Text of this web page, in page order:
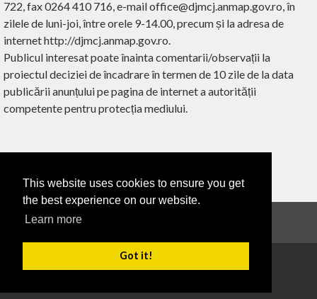
This website uses cookies to ensure you get
the best experience on our website.
Learn more
Got it!
722, fax 0264 410 716, e-mail office@djmcj.anmap.gov.ro, în
zilele de luni-joi, între orele 9-14.00, precum și la adresa de
internet http://djmcj.anmap.gov.ro.
Publicul interesat poate înainta comentarii/observații la
proiectul deciziei de încadrare în termen de 10 zile de la data
publicării anunțului pe pagina de internet a autorității
competente pentru protecția mediului.
‹ ÎNAPOI
Anunțuri
Copyright 2026